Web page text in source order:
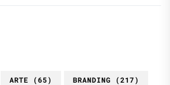
ARTE (65) BRANDING (217)